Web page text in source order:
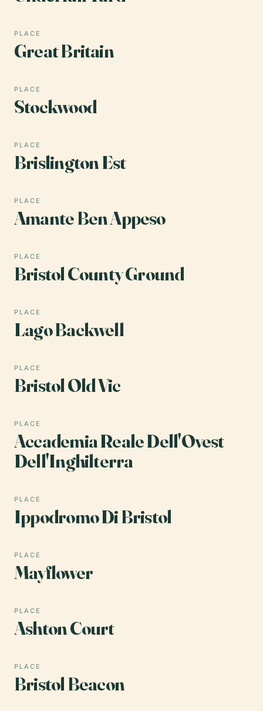
PLACE
Great Britain
PLACE
Stockwood
PLACE
Brislington Est
PLACE
Amante Ben Appeso
PLACE
Bristol County Ground
PLACE
Lago Backwell
PLACE
Bristol Old Vic
PLACE
Accademia Reale Dell'Ovest
Dell'Inghilterra
PLACE
Ippodromo Di Bristol
PLACE
Mayflower
PLACE
Ashton Court
PLACE
Bristol Beacon